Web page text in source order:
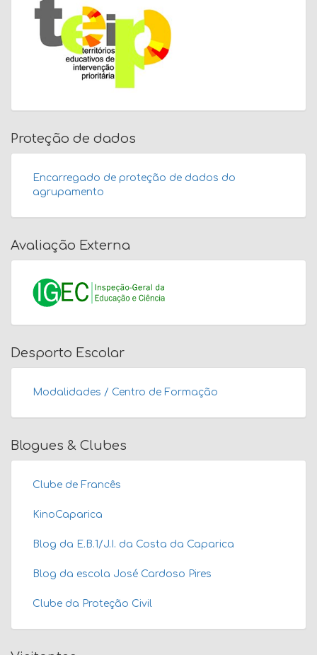
Proteção de dados
Encarregado de proteção de dados do
agrupamento
Avaliação Externa
Desporto Escolar
Modalidades / Centro de Formação
Blogues & Clubes
Clube de Francês
KinoCaparica
Blog da E.B.1/J.I. da Costa da Caparica
Blog da escola José Cardoso Pires
Clube da Proteção Civil